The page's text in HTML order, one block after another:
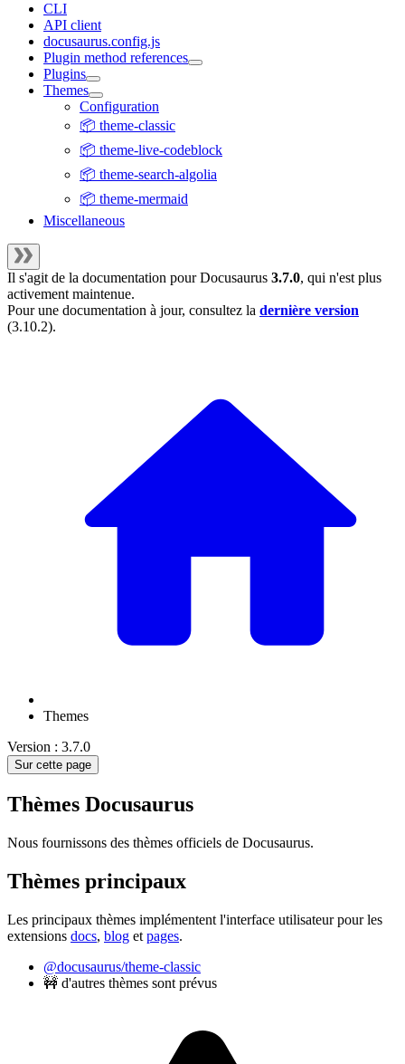
CLI
API client
docusaurus.config.js
Plugin method references
Plugins
Themes
Configuration
📦 theme-classic
📦 theme-live-codeblock
📦 theme-search-algolia
📦 theme-mermaid
Miscellaneous
Il s'agit de la documentation pourDocusaurus 3.7.0, qui n'est plus
activement maintenue.
Pour une documentation à jour, consultez la dernière version
(3.10.2).
Themes
Version : 3.7.0
Sur cette page
Thèmes Docusaurus
Nous fournissons des thèmes officiels de Docusaurus.
Thèmes principaux
Les principaux thèmes implémentent l'interface utilisateur pour les
extensions docs, blog et pages.
@docusaurus/theme-classic
🚧 d'autres thèmes sont prévus